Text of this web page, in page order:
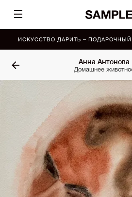
ИСКУССТВО ДАРИТЬ – ПОДАРОЧНЫЙ
Анна Антонова
Домашнее